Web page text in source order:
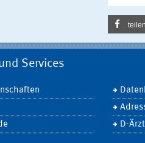
Services
D-